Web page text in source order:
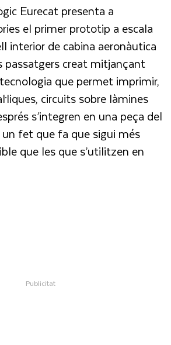
Eurecat presenta a
el primer prototip a escala
interior de cabina aeronàutica
passatgers creat mitjançant
que permet imprimir,
circuits sobre làmines
s’integren en una peça del
fet que fa que sigui més
que les que s’utilitzen en